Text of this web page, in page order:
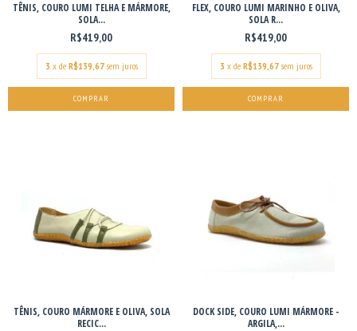
TÊNIS, COURO LUMI TELHA E MÁRMORE,
SOLA...
R$419,00
3 x de R$139,67 sem juros
COMPRAR
FLEX, COURO LUMI MARINHO E OLIVA,
SOLA R...
R$419,00
3 x de R$139,67 sem juros
COMPRAR
TÊNIS, COURO MÁRMORE E OLIVA, SOLA
RECIC...
DOCK SIDE, COURO LUMI MÁRMORE -
ARGILA,...